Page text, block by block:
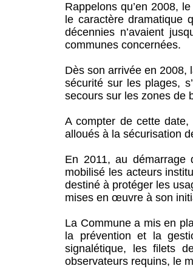
Rappelons qu’en 2008,
le caractère dramatique
décennies n’avaient
communes concernées.
Dès son arrivée en 2008,
sécurité sur les plages,
secours sur les zones de
A compter de cette date,
alloués à la sécurisation
En 2011, au
mobilisé les acteurs
destiné à protéger les
mises en œuvre à son
La Commune a mis en
la prévention et la
signalétique, les filets
observateurs requins, le